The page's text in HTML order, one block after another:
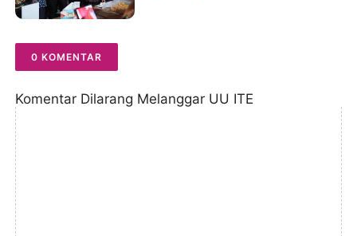
0 KOMENTAR
Komentar Dilarang Melanggar UU ITE